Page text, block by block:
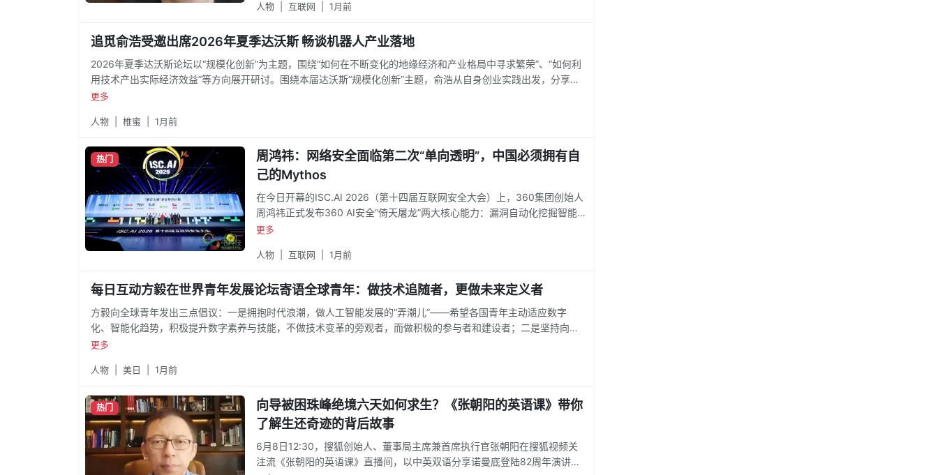
食）、golden trophy（金杯）等。
人物 互联网 1月前
追觅俞浩受邀出席2026年夏季达沃斯 畅谈机器人产业落地
2026年夏季达沃斯论坛以“规模化创新”为主题，围绕“如何在不断变化的地缘经济和产业格局中寻求繁荣”、“如何利
用技术产出实际经济效益”等方向展开研讨。围绕本届达沃斯“规模化创新”主题，俞浩从自身创业实践出发，分享了
新一代科技企业在人工智能、机器人等技术落地过程中会面临三个关键问题，一是如何打造机器人走进家庭的核心
更多
人物 椎蜜 1月前
热门
周鸿祎：网络安全面临第二次“单向透明”，中国必须拥有自
己的Mythos
在今日开幕的ISC.AI 2026（第十四届互联网安全大会）上，360集团创始人
周鸿祎正式发布360 AI安全“倚天屠龙”两大核心能力：漏洞自动化挖掘智能体
“图龙锋”和网络安全自动化防御系统“仪天阵”。基于这一思路，360正式发布
更多
人物 互联网 1月前
每日互动方毅在世界青年发展论坛寄语全球青年：做技术追随者，更做未来定义者
方毅向全球青年发出三点倡议：一是拥抱时代浪潮，做人工智能发展的“弄潮儿”——希望各国青年主动适应数字
化、智能化趋势，积极提升数字素养与技能，不做技术变革的旁观者，而做积极的参与者和建设者；二是坚持向善
而行，做人工智能伦理的“守护者” ——在享受AI便利的同时警惕数据安全、算法偏见等风险，始终坚守“科技向善”
目合作，通过共享数据资源、共克技术难关、共育创新人才，共同探索人工智能赋能各行各业的最优解，让技术红
更多
人物 美日 1月前
热门
向导被困珠峰绝境六天如何求生？《张朝阳的英语课》带你
了解生还奇迹的背后故事
6月8日12:30，搜狐创始人、董事局主席兼首席执行官张朝阳在搜狐视频关
注流《张朝阳的英语课》直播间，以中英双语分享诺曼底登陆82周年演讲风